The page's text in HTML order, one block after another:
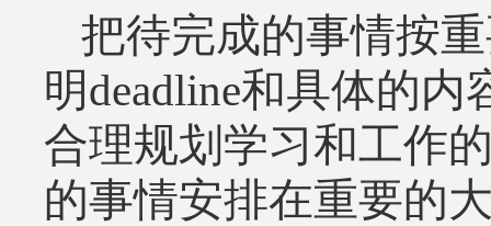
把待完成的事情按
明deadline和具体的
合理规划学习和工作
的事情安排在重要的